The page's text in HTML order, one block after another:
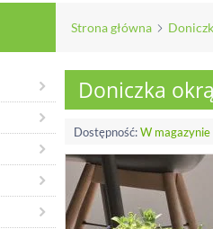
Strona główna
Doniczka
Dostępność:W magazynie